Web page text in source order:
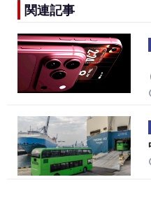
k
関連記事